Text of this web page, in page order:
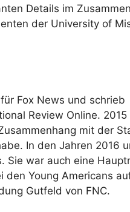
Details im
der University of
Fox News und schrieb
Review Online.
mit der
In den Jahren 2016
Sie war auch eine
den Young Americans
Gutfeld von FNC.